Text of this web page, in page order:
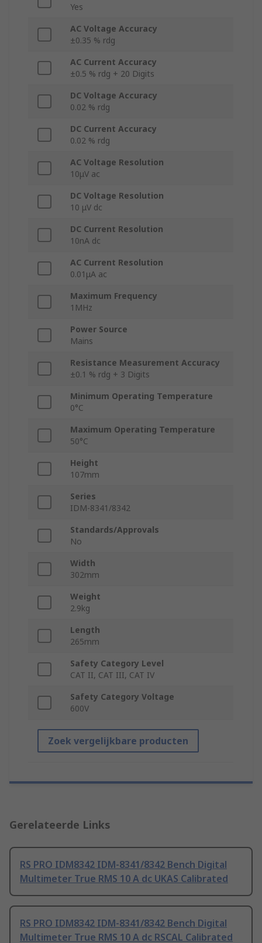
Yes
AC Voltage Accuracy
±0.35 % rdg
AC Current Accuracy
±0.5 % rdg + 20 Digits
DC Voltage Accuracy
0.02 % rdg
DC Current Accuracy
0.02 % rdg
AC Voltage Resolution
10μV ac
DC Voltage Resolution
10 μV dc
DC Current Resolution
10nA dc
AC Current Resolution
0.01μA ac
Maximum Frequency
1MHz
Power Source
Mains
Resistance Measurement Accuracy
±0.1 % rdg + 3 Digits
Minimum Operating Temperature
0°C
Maximum Operating Temperature
50°C
Height
107mm
Series
IDM-8341/8342
Standards/Approvals
No
Width
302mm
Weight
2.9kg
Length
265mm
Safety Category Level
CAT II, CAT III, CAT IV
Safety Category Voltage
600V
Zoek vergelijkbare producten
Gerelateerde Links
RS PRO IDM8342 IDM-8341/8342 Bench Digital
Multimeter True RMS 10 A dc UKAS Calibrated
RS PRO IDM8342 IDM-8341/8342 Bench Digital
Multimeter True RMS 10 A dc RSCAL Calibrated